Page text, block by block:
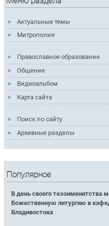
Актуальные темы
Митрополия
Православное образование
Общение
Видеоальбом
Карта сайта
Поиск по сайту
Архивные разделы
Популярное
В день своего тезоименитства
Божественную литургию в
Владивостока